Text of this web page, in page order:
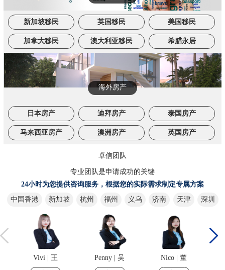
新加坡移民 英国移民 美国移民
加拿大移民 澳大利亚移民 希腊永居
海外房产
日本房产 迪拜房产 泰国房产
马来西亚房产 澳洲房产 英国房产
卓信团队
专业团队是申请成功的关键
24小时为您提供咨询服务，根据您的实际需求制定专属方案
中国香港
新加坡 杭州 福州 义乌 济南 天津 深圳
Vivi | 王 Penny | 吴 Nico | 董